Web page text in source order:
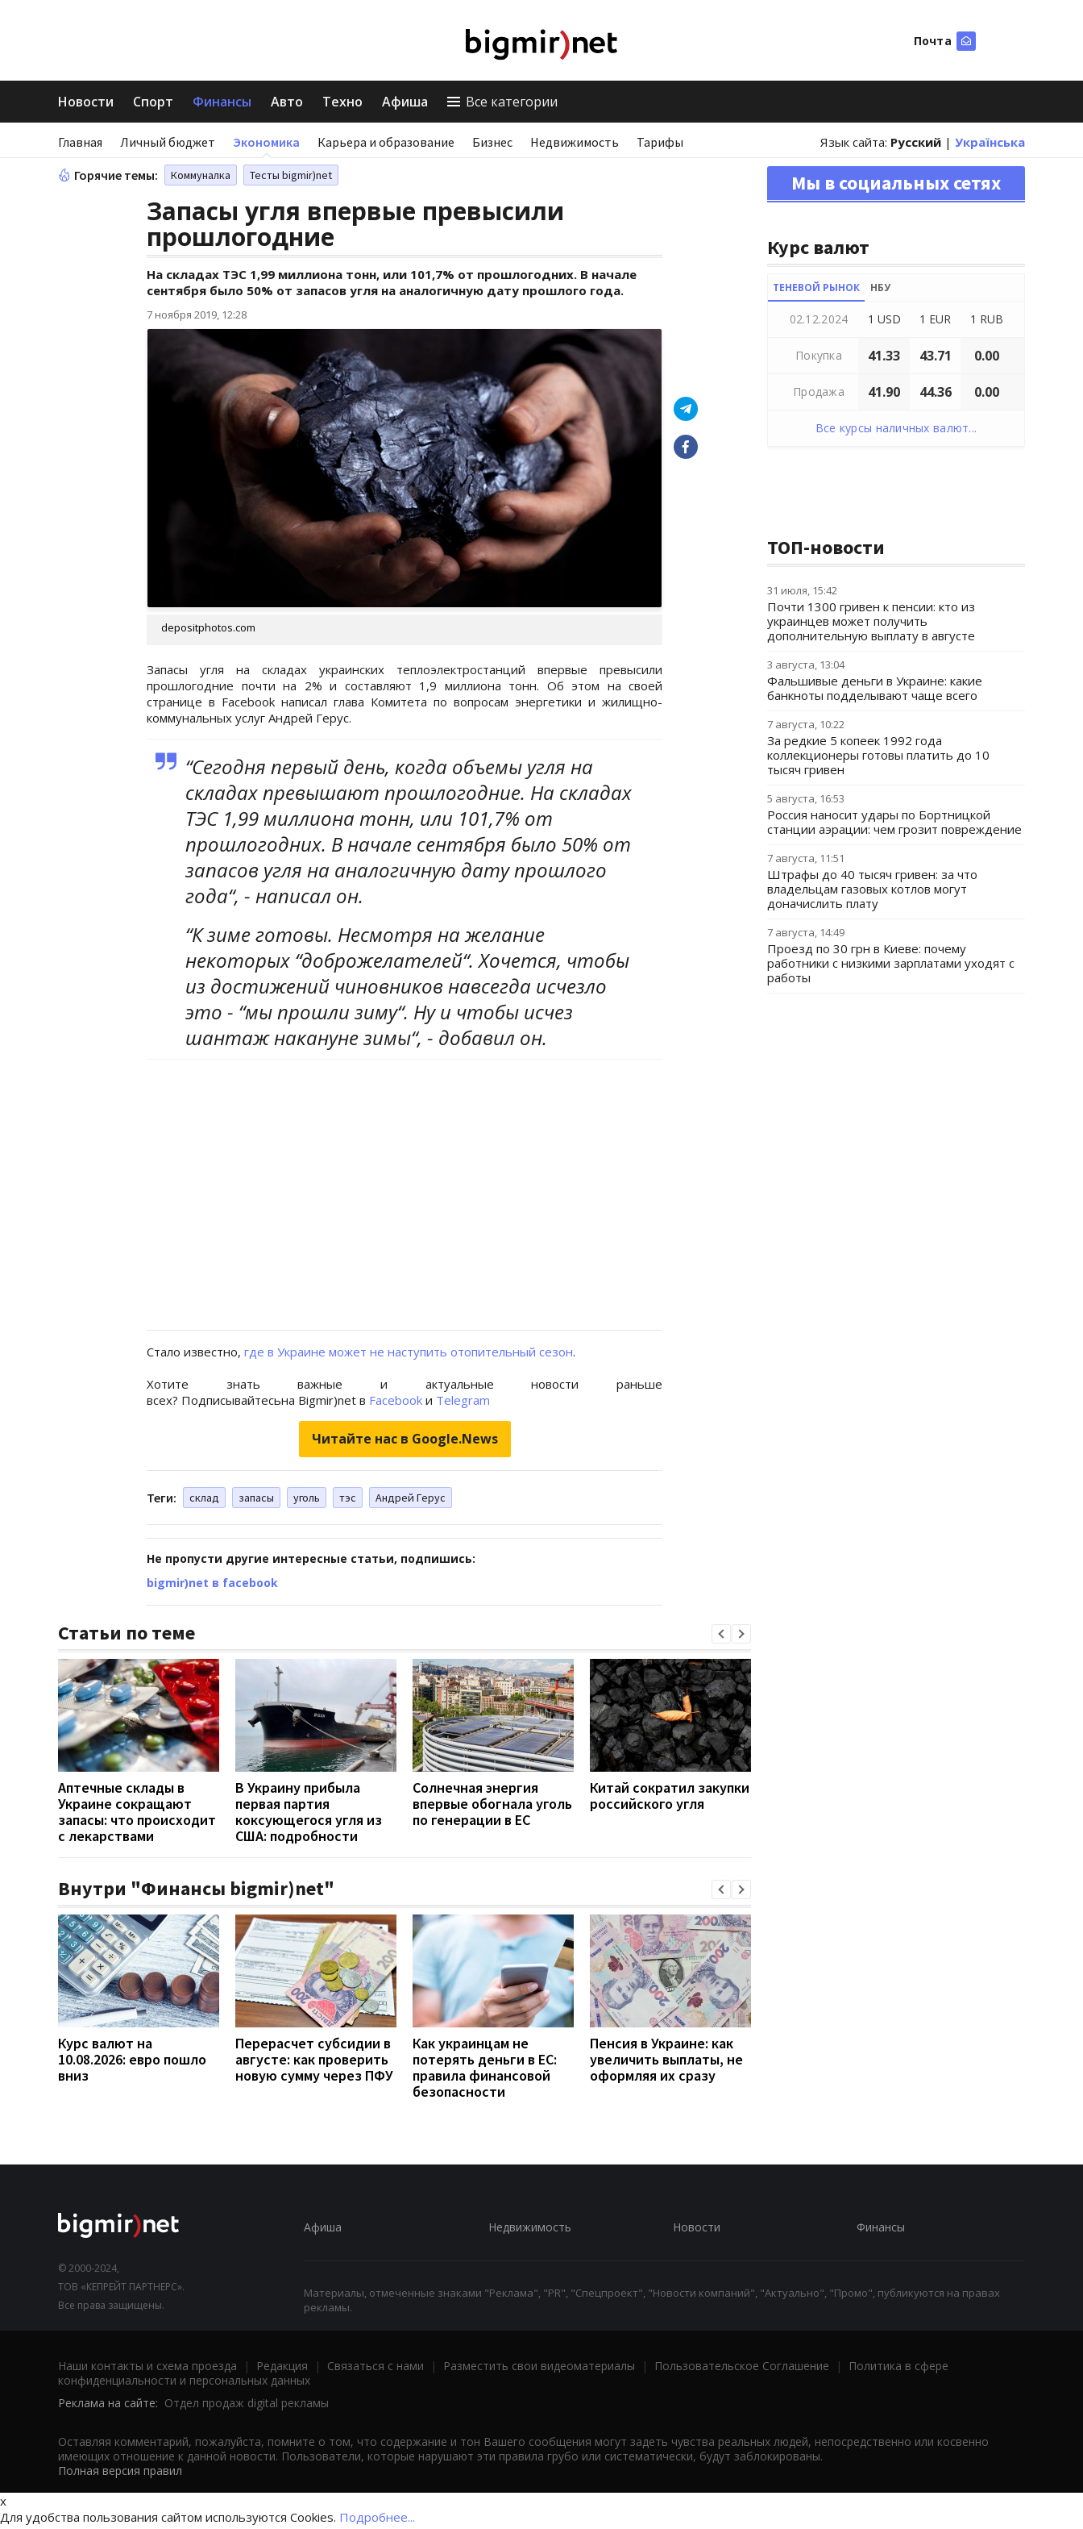
Почта
Новости Спорт Финансы Авто Техно Афиша Все категории
Главная Личный бюджет Экономика Карьера и образование Бизнес Недвижимость Тарифы Язык сайта: Русский | Українська
Горячие темы: Коммуналка Тесты bigmir)net
Запасы угля впервые превысили
прошлогодние
На складах ТЭС 1,99 миллиона тонн, или 101,7% от прошлогодних. В начале
сентября было 50% от запасов угля на аналогичную дату прошлого года.
7 ноября 2019, 12:28
depositphotos.com
Запасы угля на складах украинских теплоэлектростанций впервые превысили
прошлогодние почти на 2% и составляют 1,9 миллиона тонн. Об этом на своей
странице в Facebook написал глава Комитета по вопросам энергетики и жилищно-
коммунальных услуг Андрей Герус.
“Сегодня первый день, когда объемы угля на
складах превышают прошлогодние. На складах
ТЭС 1,99 миллиона тонн, или 101,7% от
прошлогодних. В начале сентября было 50% от
запасов угля на аналогичную дату прошлого
года“, - написал он.
“К зиме готовы. Несмотря на желание
некоторых “доброжелателей“. Хочется, чтобы
из достижений чиновников навсегда исчезло
это - “мы прошли зиму“. Ну и чтобы исчез
шантаж накануне зимы“, - добавил он.
Стало известно, где в Украине может не наступить отопительный сезон.
Хотите знать важные и актуальные новости раньше
всех? Подписывайтесьна Bigmir)net в Facebook и Telegram
Читайте нас в Google.News
Теги: склад запасы уголь тэс Андрей Герус
Не пропусти другие интересные статьи, подпишись:
bigmir)net в facebook
Статьи по теме
Аптечные склады в
Украине сокращают
запасы: что происходит
с лекарствами
В Украину прибыла
первая партия
коксующегося угля из
США: подробности
Солнечная энергия
впервые обогнала уголь
по генерации в ЕС
Китай сократил закупки
российского угля
Внутри "Финансы bigmir)net"
Курс валют на
10.08.2026: евро пошло
вниз
Перерасчет субсидии в
августе: как проверить
новую сумму через ПФУ
Как украинцам не
потерять деньги в ЕС:
правила финансовой
безопасности
Пенсия в Украине: как
увеличить выплаты, не
оформляя их сразу
Мы в социальных сетях
Курс валют
ТЕНЕВОЙ РЫНОК НБУ
02.12.2024 1 USD 1 EUR 1 RUB
Покупка 41.33 43.71 0.00
Продажа 41.90 44.36 0.00
Все курсы наличных валют...
ТОП-новости
31 июля, 15:42
Почти 1300 гривен к пенсии: кто из
украинцев может получить
дополнительную выплату в августе
3 августа, 13:04
Фальшивые деньги в Украине: какие
банкноты подделывают чаще всего
7 августа, 10:22
За редкие 5 копеек 1992 года
коллекционеры готовы платить до 10
тысяч гривен
5 августа, 16:53
Россия наносит удары по Бортницкой
станции аэрации: чем грозит повреждение
7 августа, 11:51
Штрафы до 40 тысяч гривен: за что
владельцам газовых котлов могут
доначислить плату
7 августа, 14:49
Проезд по 30 грн в Киеве: почему
работники с низкими зарплатами уходят с
работы
© 2000-2024,
ТОВ «КЕПРЕЙТ ПАРТНЕРС».
Все права защищены.
Афиша Недвижимость Новости Финансы
Материалы, отмеченные знаками "Реклама", "PR", "Спецпроект", "Новости компаний", "Актуально", "Промо", публикуются на правах
рекламы.
Наши контакты и схема проезда | Редакция | Связаться с нами | Разместить свои видеоматериалы | Пользовательское Соглашение |
Политика в сфере
конфиденциальности и персональных данных
Реклама на сайте: Отдел продаж digital рекламы
Оставляя комментарий, пожалуйста, помните о том, что содержание и тон Вашего сообщения могут задеть чувства реальных людей, непосредственно или косвенно
имеющих отношение к данной новости. Пользователи, которые нарушают эти правила грубо или систематически, будут заблокированы.
Полная версия правил
x
Для удобства пользования сайтом используются Cookies. Подробнее...